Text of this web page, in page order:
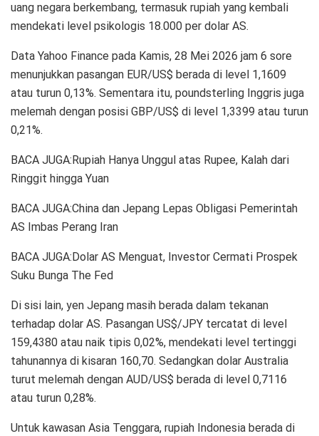
uang negara berkembang, termasuk rupiah yang kembali
mendekati level psikologis 18.000 per dolar AS.
Data Yahoo Finance pada Kamis, 28 Mei 2026 jam 6 sore
menunjukkan pasangan EUR/US$ berada di level 1,1609
atau turun 0,13%. Sementara itu, poundsterling Inggris juga
melemah dengan posisi GBP/US$ di level 1,3399 atau turun
0,21%.
BACA JUGA:Rupiah Hanya Unggul atas Rupee, Kalah dari
Ringgit hingga Yuan
BACA JUGA:China dan Jepang Lepas Obligasi Pemerintah
AS Imbas Perang Iran
BACA JUGA:Dolar AS Menguat, Investor Cermati Prospek
Suku Bunga The Fed
Di sisi lain, yen Jepang masih berada dalam tekanan
terhadap dolar AS. Pasangan US$/JPY tercatat di level
159,4380 atau naik tipis 0,02%, mendekati level tertinggi
tahunannya di kisaran 160,70. Sedangkan dolar Australia
turut melemah dengan AUD/US$ berada di level 0,7116
atau turun 0,28%.
Untuk kawasan Asia Tenggara, rupiah Indonesia berada di